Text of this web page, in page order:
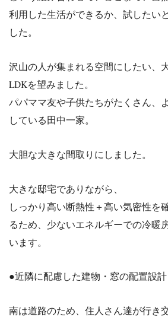
利用した生活ができるか、試したい
した。
沢山の人が集まれる空間にしたい、
LDKを望みました。
パパママ友や子供たちがたくさん、
している田中一家。
大胆な大きな間取りにしました。
大きな邸宅でありながら、
しっかり高い断熱性＋高い気密性を
るため、少ないエネルギーでの冷暖
います。
●近隣に配慮した建物・窓の配置設計
南は道路のため、住人さん達が行き